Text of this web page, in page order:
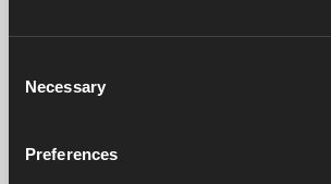
Selection
Necessary
Preferences